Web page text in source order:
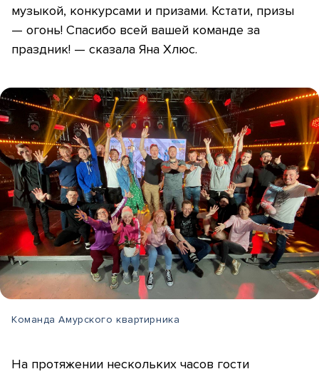
музыкой, конкурсами и призами. Кстати, призы
— огонь! Спасибо всей вашей команде за
праздник! — сказала Яна Хлюс.
Команда Амурского квартирника
На протяжении нескольких часов гости